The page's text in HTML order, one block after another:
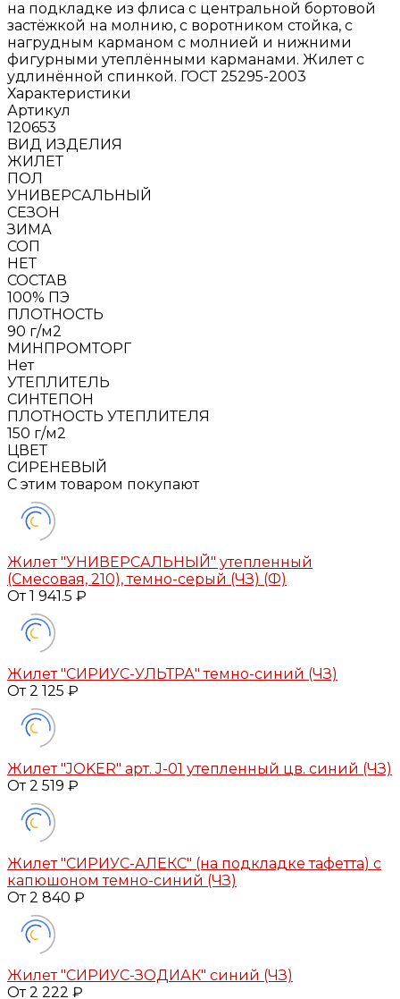
на подкладке из флиса с центральной бортовой
застёжкой на молнию, с воротником стойка, с
нагрудным карманом с молнией и нижними
фигурными утеплёнными карманами. Жилет с
удлинённой спинкой. ГОСТ 25295-2003
Характеристики
Артикул
120653
BИД ИЗДЕЛИЯ
ЖИЛЕТ
ПОЛ
УНИВЕРСАЛЬНЫЙ
СЕЗОН
ЗИМА
СОП
НЕТ
СОСТАВ
100% ПЭ
ПЛОТНОСТЬ
90 г/м2
МИНПРОМТОРГ
Нет
УТЕПЛИТЕЛЬ
СИНТЕПОН
ПЛОТНОСТЬ УТЕПЛИТЕЛЯ
150 г/м2
ЦВЕТ
СИРЕНЕВЫЙ
С этим товаром покупают
Жилет "УНИВЕРСАЛЬНЫЙ" утепленный
(Смесовая, 210), темно-серый (ЧЗ) (Ф)
От 1 941.5 ₽
Жилет "СИРИУС-УЛЬТРА" темно-синий (ЧЗ)
От 2 125 ₽
Жилет "JOKER" арт. J-01 утепленный цв. синий (ЧЗ)
От 2 519 ₽
Жилет "СИРИУС-АЛЕКС" (на подкладке тафетта) с
капюшоном темно-синий (ЧЗ)
От 2 840 ₽
Жилет "СИРИУС-ЗОДИАК" синий (ЧЗ)
От 2 222 ₽